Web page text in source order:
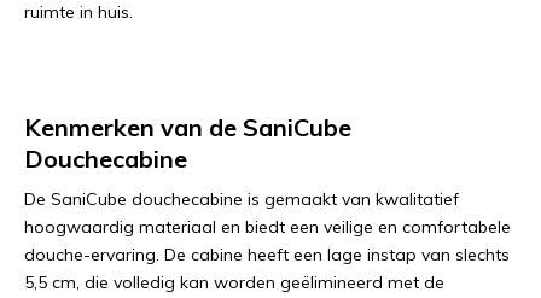
ruimte in huis.
Kenmerken van de SaniCube
Douchecabine
De SaniCube douchecabine is gemaakt van kwalitatief
hoogwaardig materiaal en biedt een veilige en comfortabele
douche-ervaring. De cabine heeft een lage instap van slechts
5,5 cm, die volledig kan worden geëlimineerd met de